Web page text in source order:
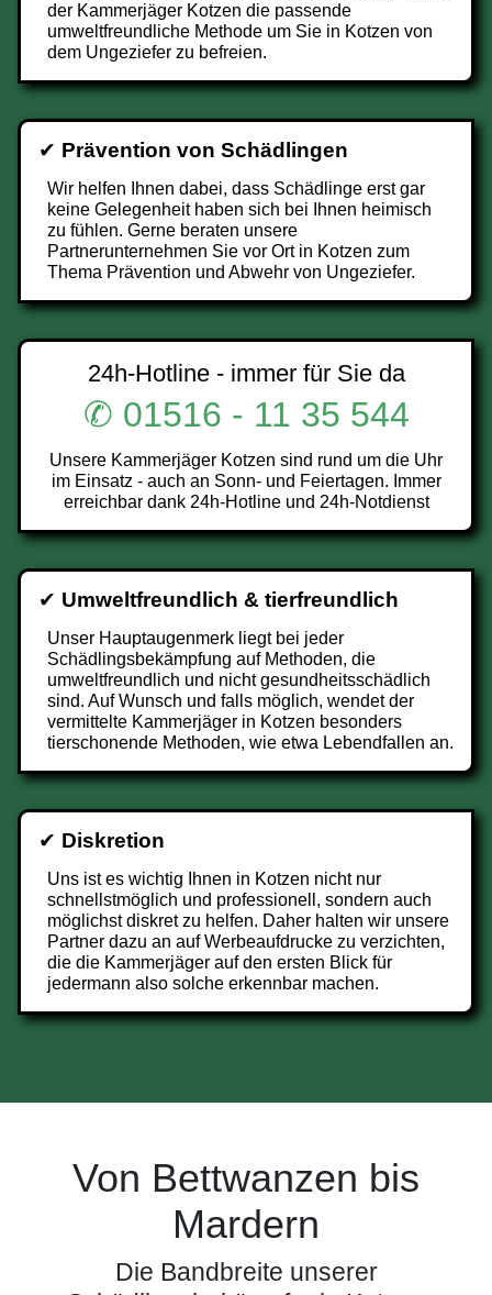
der Kammerjäger Kotzen die passende
umweltfreundliche Methode um Sie in Kotzen von
dem Ungeziefer zu befreien.
✔ Prävention von Schädlingen
Wir helfen Ihnen dabei, dass Schädlinge erst gar
keine Gelegenheit haben sich bei Ihnen heimisch
zu fühlen. Gerne beraten unsere
Partnerunternehmen Sie vor Ort in Kotzen zum
Thema Prävention und Abwehr von Ungeziefer.
24h-Hotline - immer für Sie da
✆ 01516 - 11 35 544
Unsere Kammerjäger Kotzen sind rund um die Uhr
im Einsatz - auch an Sonn- und Feiertagen. Immer
erreichbar dank 24h-Hotline und 24h-Notdienst
✔ Umweltfreundlich & tierfreundlich
Unser Hauptaugenmerk liegt bei jeder
Schädlingsbekämpfung auf Methoden, die
umweltfreundlich und nicht gesundheitsschädlich
sind. Auf Wunsch und falls möglich, wendet der
vermittelte Kammerjäger in Kotzen besonders
tierschonende Methoden, wie etwa Lebendfallen an.
✔ Diskretion
Uns ist es wichtig Ihnen in Kotzen nicht nur
schnellstmöglich und professionell, sondern auch
möglichst diskret zu helfen. Daher halten wir unsere
Partner dazu an auf Werbeaufdrucke zu verzichten,
die die Kammerjäger auf den ersten Blick für
jedermann also solche erkennbar machen.
Von Bettwanzen bis
Mardern
Die Bandbreite unserer